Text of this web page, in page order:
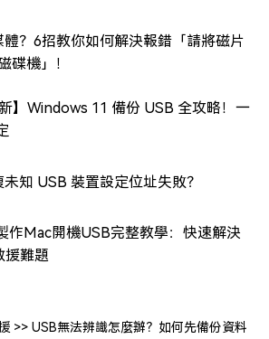
體？6招教你如何解決報錯「請將磁片
碟機」！
新】Windows 11 備份 USB 全攻略！一
知 USB 裝置設定位址失敗？
作Mac開機USB完整教學：快速解決
援難題
>> USB無法辨識怎麼辦？如何先備份資料